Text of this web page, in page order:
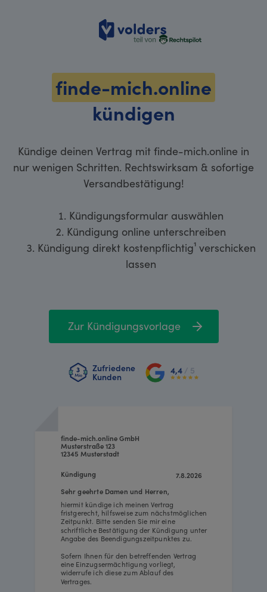
volders
finde-mich.online
kündigen
Kündige deinen Vertrag mit finde-mich.online in
nur wenigen Schritten. Rechtswirksam & sofortige
Versandbestätigung!
Kündigungsformular auswählen
Kündigung online unterschreiben
Kündigung direkt kostenpflichtig¹ verschicken
lassen
Zur Kündigungsvorlage
Zufriedene
Kunden
4,4 / 5
7.8.2026
finde-mich.online GmbH
Musterstraße 123
12345 Musterstadt
hiermit kündige ich meinen Vertrag
fristgerecht, hilfsweise zum nächstmöglichen
Zeitpunkt. Bitte senden Sie mir eine
schriftliche Bestätigung der Kündigung unter
Angabe des Beendigungszeitpunktes zu.
Sofern Ihnen für den betreffenden Vertrag
eine Einzugsermächtigung vorliegt,
widerrufe ich diese zum Ablauf des
Vertrages.
Sehr geehrte Damen und Herren,
Kündigung